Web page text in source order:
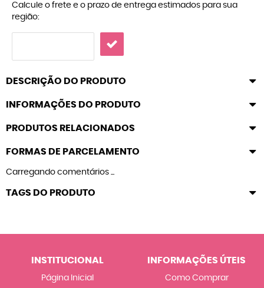
Calcule o frete e o prazo de entrega estimados para sua
região:
DESCRIÇÃO DO PRODUTO
INFORMAÇÕES DO PRODUTO
PRODUTOS RELACIONADOS
FORMAS DE PARCELAMENTO
Carregando comentários ...
TAGS DO PRODUTO
INSTITUCIONAL
Página Inicial
INFORMAÇÕES ÚTEIS
Como Comprar